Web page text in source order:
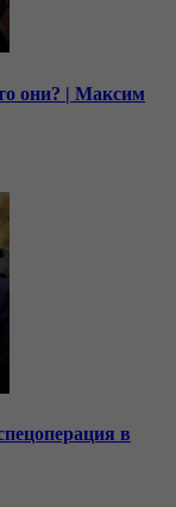
они? | Максим
в